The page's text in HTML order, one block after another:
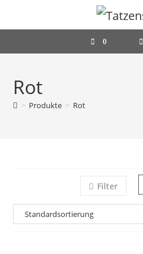
0
Rot
> Produkte > Rot
Filter